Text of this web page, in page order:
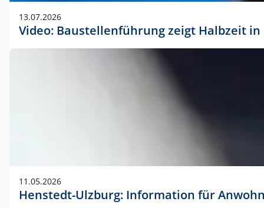
13.07.2026
Video: Baustellenführung zeigt Halbzeit
11.05.2026
Henstedt-Ulzburg: Information für